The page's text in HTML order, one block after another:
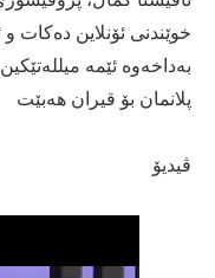
خوێندنی ئۆنلاین دەكات و
بەداخەوە ئێمە
پلانمان بۆ قیران هەبێت
ڤیدیۆ